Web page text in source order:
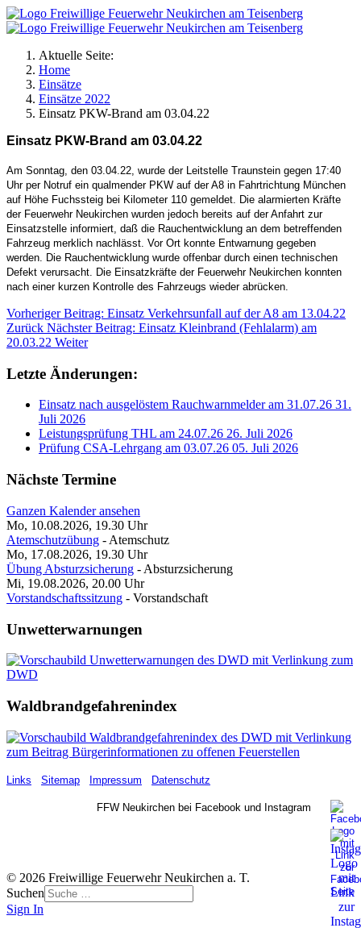
Aktuelle Seite:
Home
Einsätze
Einsätze 2022
Einsatz PKW-Brand am 03.04.22
Einsatz PKW-Brand am 03.04.22
Am Sonntag, den 03.04.22, wurde der Leitstelle Traunstein gegen 17:40
Uhr per Notruf ein qualmender PKW auf der A8 in Fahrtrichtung München
auf Höhe Fuchssteig bei Kilometer 110 gemeldet. Die alarmierten Kräfte
der Feuerwehr Neukirchen wurden jedoch bereits auf der Anfahrt zur
Einsatzstelle informiert, daß die Rauchentwicklung an dem betreffenden
Fahrzeug merklich nachlässt. Vor Ort konnte Entwarnung gegeben
werden. Die Rauchentwicklung wurde offenbar durch einen technischen
Defekt verursacht. Die Einsatzkräfte der Feuerwehr Neukirchen konnten
nach einer kurzen Kontrolle des Fahrzeugs wieder abrücken.
Vorheriger Beitrag: Einsatz Verkehrsunfall auf der A8 am 13.04.22
Zurück Nächster Beitrag: Einsatz Kleinbrand (Fehlalarm) am
20.03.22 Weiter
Letzte Änderungen:
Einsatz nach ausgelöstem Rauchwarnmelder am 31.07.26 31.
Juli 2026
Leistungsprüfung THL am 24.07.26 26. Juli 2026
Prüfung CSA-Lehrgang am 03.07.26 05. Juli 2026
Nächste Termine
Ganzen Kalender ansehen
Mo, 10.08.2026, 19.30 Uhr
Atemschutzübung - Atemschutz
Mo, 17.08.2026, 19.30 Uhr
Übung Absturzsicherung - Absturzsicherung
Mi, 19.08.2026, 20.00 Uhr
Vorstandschaftssitzung - Vorstandschaft
Unwetterwarnungen
Waldbrandgefahrenindex
Links Sitemap Impressum Datenschutz
FFW Neukirchen bei Facebook und Instagram
© 2026 Freiwillige Feuerwehr Neukirchen a. T.
Suchen
Sign In